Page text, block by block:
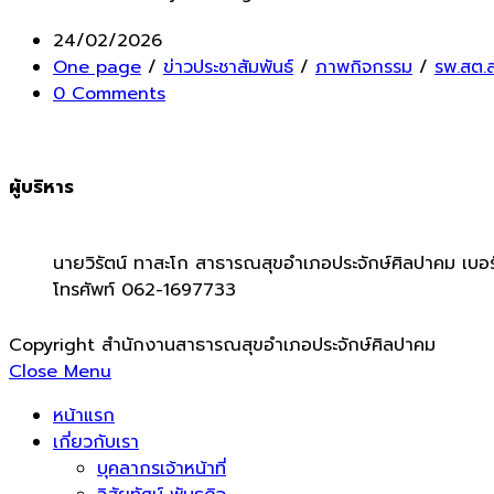
Post
published:
24/02/2026
Post
category:
One page / ข่าวประชาสัมพันธ์ / ภาพกิจกรรม / รพ.สต.
Post
0 Comments
ผู้บริหาร
นายวิรัตน์ ทาสะโก สาธารณสุขอำเภอประจักษ์ศิลปาคม เบอ
โทรศัพท์ 062-1697733
Copyright สำนักงานสาธารณสุขอำเภอประจักษ์ศิลปาคม
Close Menu
หน้าแรก
เกี่ยวกับเรา
บุคลากรเจ้าหน้าที่